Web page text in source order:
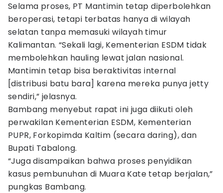
Selama proses, PT Mantimin tetap diperbolehkan
beroperasi, tetapi terbatas hanya di wilayah
selatan tanpa memasuki wilayah timur
Kalimantan. “Sekali lagi, Kementerian ESDM tidak
membolehkan hauling lewat jalan nasional.
Mantimin tetap bisa beraktivitas internal
[distribusi batu bara] karena mereka punya jetty
sendiri,” jelasnya.
Bambang menyebut rapat ini juga diikuti oleh
perwakilan Kementerian ESDM, Kementerian
PUPR, Forkopimda Kaltim (secara daring), dan
Bupati Tabalong.
“Juga disampaikan bahwa proses penyidikan
kasus pembunuhan di Muara Kate tetap berjalan,”
pungkas Bambang.